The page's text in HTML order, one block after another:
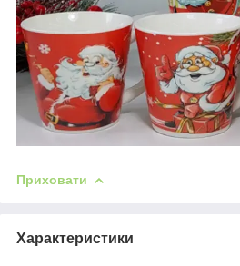
Приховати
Характеристики